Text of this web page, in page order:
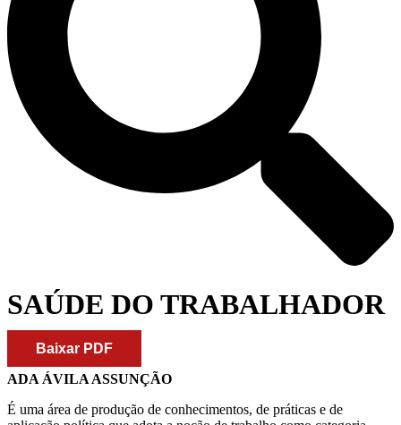
SAÚDE DO TRABALHADOR
Baixar PDF
ADA ÁVILA ASSUNÇÃO
É uma área de produção de conhecimentos, de práticas e de